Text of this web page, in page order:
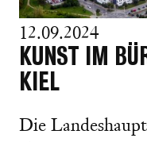
12.09.2024
KUNST IM
KIEL
Die